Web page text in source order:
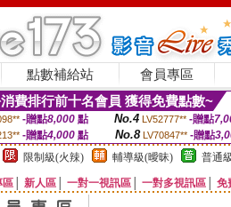
點數補給站 會員專區
費排行前十名會員 獲得免費點數~
-贈點8,000點 No.4 LV52777** -贈點
-贈點4,000 點 No.8 LV70847** -贈點
限制級(火辣) 輔導級(曖昧) 普通
區 新人區 一對一視訊區 一對多視訊區 免